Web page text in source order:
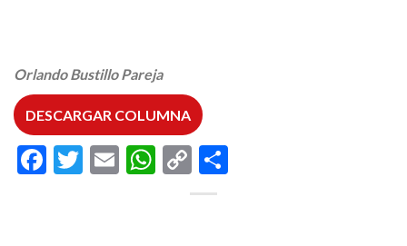
Orlando Bustillo Pareja
DESCARGAR COLUMNA
Facebook
Twitter
EmailWhatsApp
Copy
Link